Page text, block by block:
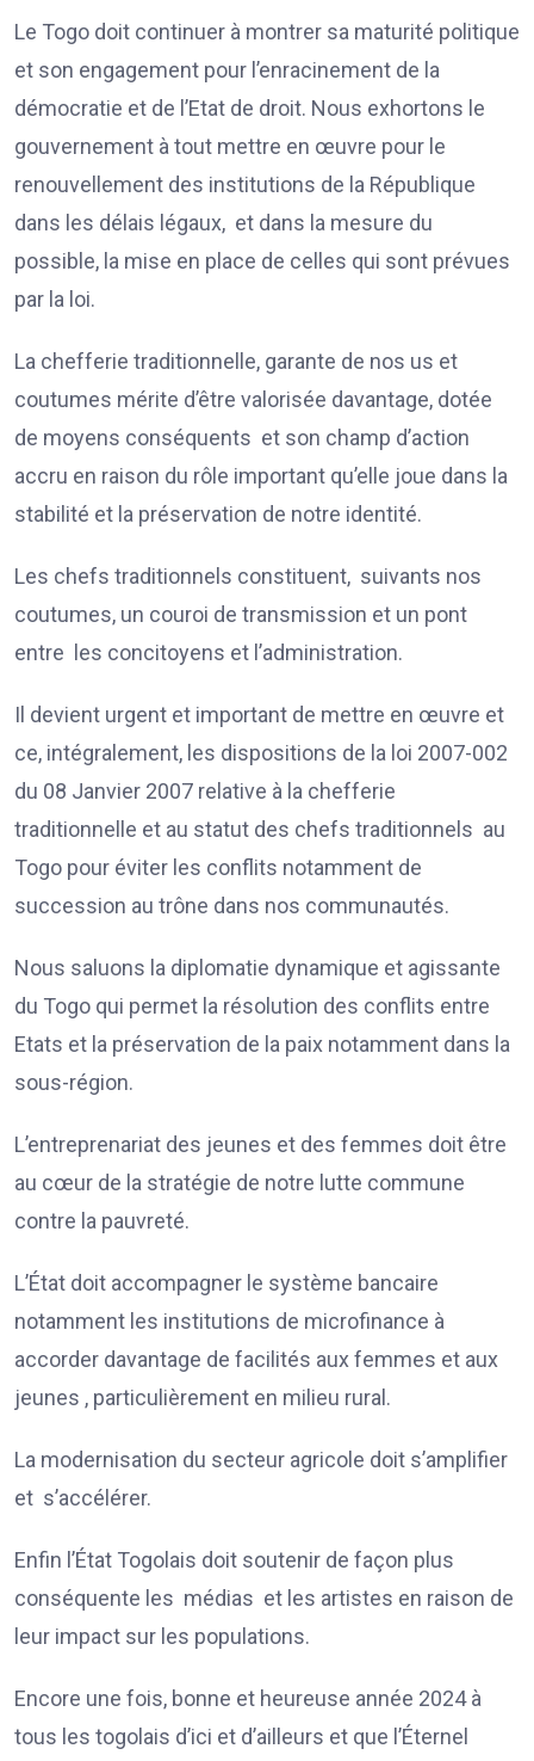
Le Togo doit continuer à montrer sa maturité politique
et son engagement pour l’enracinement de la
démocratie et de l’Etat de droit. Nous exhortons le
gouvernement à tout mettre en œuvre pour le
renouvellement des institutions de la République
dans les délais légaux, et dans la mesure du
possible, la mise en place de celles qui sont prévues
par la loi.
La chefferie traditionnelle, garante de nos us et
coutumes mérite d’être valorisée davantage, dotée
de moyens conséquents et son champ d’action
accru en raison du rôle important qu’elle joue dans la
stabilité et la préservation de notre identité.
Les chefs traditionnels constituent, suivants nos
coutumes, un couroi de transmission et un pont
entre les concitoyens et l’administration.
Il devient urgent et important de mettre en œuvre et
ce, intégralement, les dispositions de la loi 2007-002
du 08 Janvier 2007 relative à la chefferie
traditionnelle et au statut des chefs traditionnels au
Togo pour éviter les conflits notamment de
succession au trône dans nos communautés.
Nous saluons la diplomatie dynamique et agissante
du Togo qui permet la résolution des conflits entre
Etats et la préservation de la paix notamment dans la
sous-région.
L’entreprenariat des jeunes et des femmes doit être
au cœur de la stratégie de notre lutte commune
contre la pauvreté.
L’État doit accompagner le système bancaire
notamment les institutions de microfinance à
accorder davantage de facilités aux femmes et aux
jeunes , particulièrement en milieu rural.
La modernisation du secteur agricole doit s’amplifier
et s’accélérer.
Enfin l’État Togolais doit soutenir de façon plus
conséquente les médias et les artistes en raison de
leur impact sur les populations.
Encore une fois, bonne et heureuse année 2024 à
tous les togolais d’ici et d’ailleurs et que l’Éternel